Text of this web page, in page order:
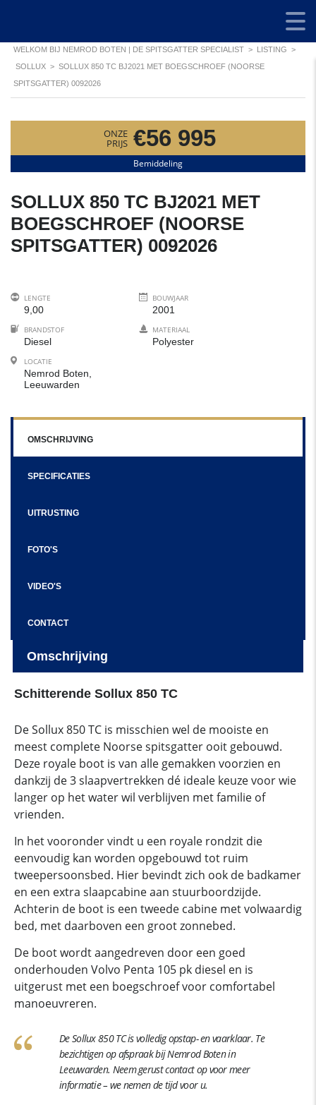
WELKOM BIJ NEMROD BOTEN | DE SPITSGATTER SPECIALIST > LISTING >
SOLLUX > SOLLUX 850 TC BJ2021 MET BOEGSCHROEF (NOORSE
SPITSGATTER) 0092026
ONZE
PRIJS €56 995
Bemiddeling
SOLLUX 850 TC BJ2021 MET
BOEGSCHROEF (NOORSE
SPITSGATTER) 0092026
LENGTE
9,00
BOUWJAAR
2001
BRANDSTOF
Diesel
MATERIAAL
Polyester
LOCATIE
Nemrod Boten,
Leeuwarden
OMSCHRIJVING
SPECIFICATIES
UITRUSTING
FOTO'S
VIDEO'S
CONTACT
Omschrijving
Schitterende Sollux 850 TC
De Sollux 850 TC is misschien wel de mooiste en
meest complete Noorse spitsgatter ooit gebouwd.
Deze royale boot is van alle gemakken voorzien en
dankzij de 3 slaapvertrekken dé ideale keuze voor wie
langer op het water wil verblijven met familie of
vrienden.
In het vooronder vindt u een royale rondzit die
eenvoudig kan worden opgebouwd tot ruim
tweepersoonsbed. Hier bevindt zich ook de badkamer
en een extra slaapcabine aan stuurboordzijde.
Achterin de boot is een tweede cabine met volwaardig
bed, met daarboven een groot zonnebed.
De boot wordt aangedreven door een goed
onderhouden Volvo Penta 105 pk diesel en is
uitgerust met een boegschroef voor comfortabel
manoeuvreren.
De Sollux 850 TC is volledig opstap- en vaarklaar. Te
bezichtigen op afspraak bij Nemrod Boten in
Leeuwarden. Neem gerust contact op voor meer
informatie – we nemen de tijd voor u.